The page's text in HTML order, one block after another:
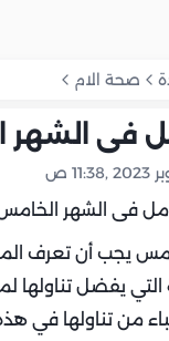
صحة الام
فى
يجب أن تعرف
يفضل تناولها
من تناولها